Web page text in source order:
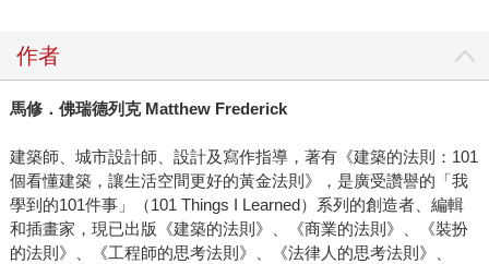
作者
馬修．佛瑞德列克 Matthew Frederick
建築師、城市設計師、設計及寫作指導，著有《建築的法則：101
個看懂建築，讓生活空間更好的黃金法則》，是廣受讚譽的「我
學到的101件事」（101 Things I Learned）系列的創造者、編輯
和插畫家，現已出版《建築的法則》、《商業的法則》、《裝扮
的法則》、《工程師的思考法則》、《法律人的思考法則》、